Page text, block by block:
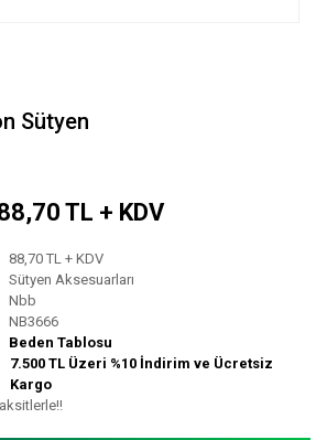
Sütyen
TL + KDV
88,70 TL + KDV
Sütyen Aksesuarları
Nbb
NB3666
Beden Tablosu
7.500 TL Üzeri %10 İndirim ve Ücretsiz
Kargo